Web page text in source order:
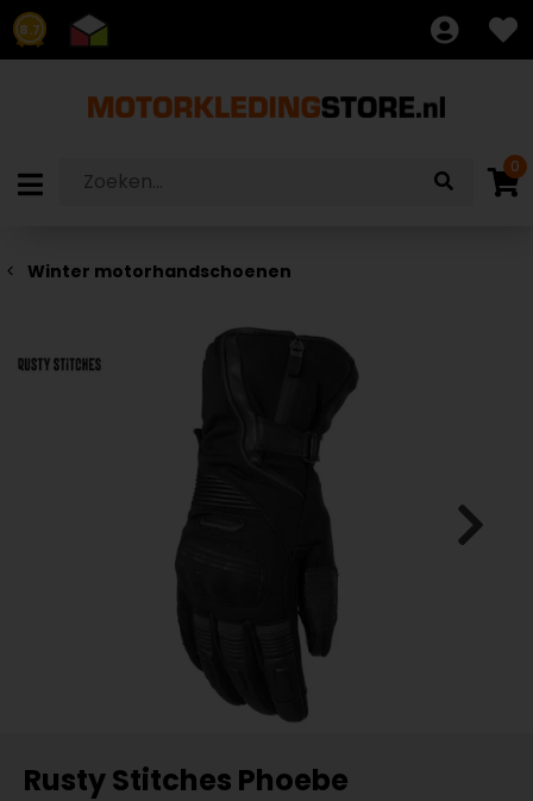
8.7
0
Winter motorhandschoenen
Rusty Stitches Phoebe